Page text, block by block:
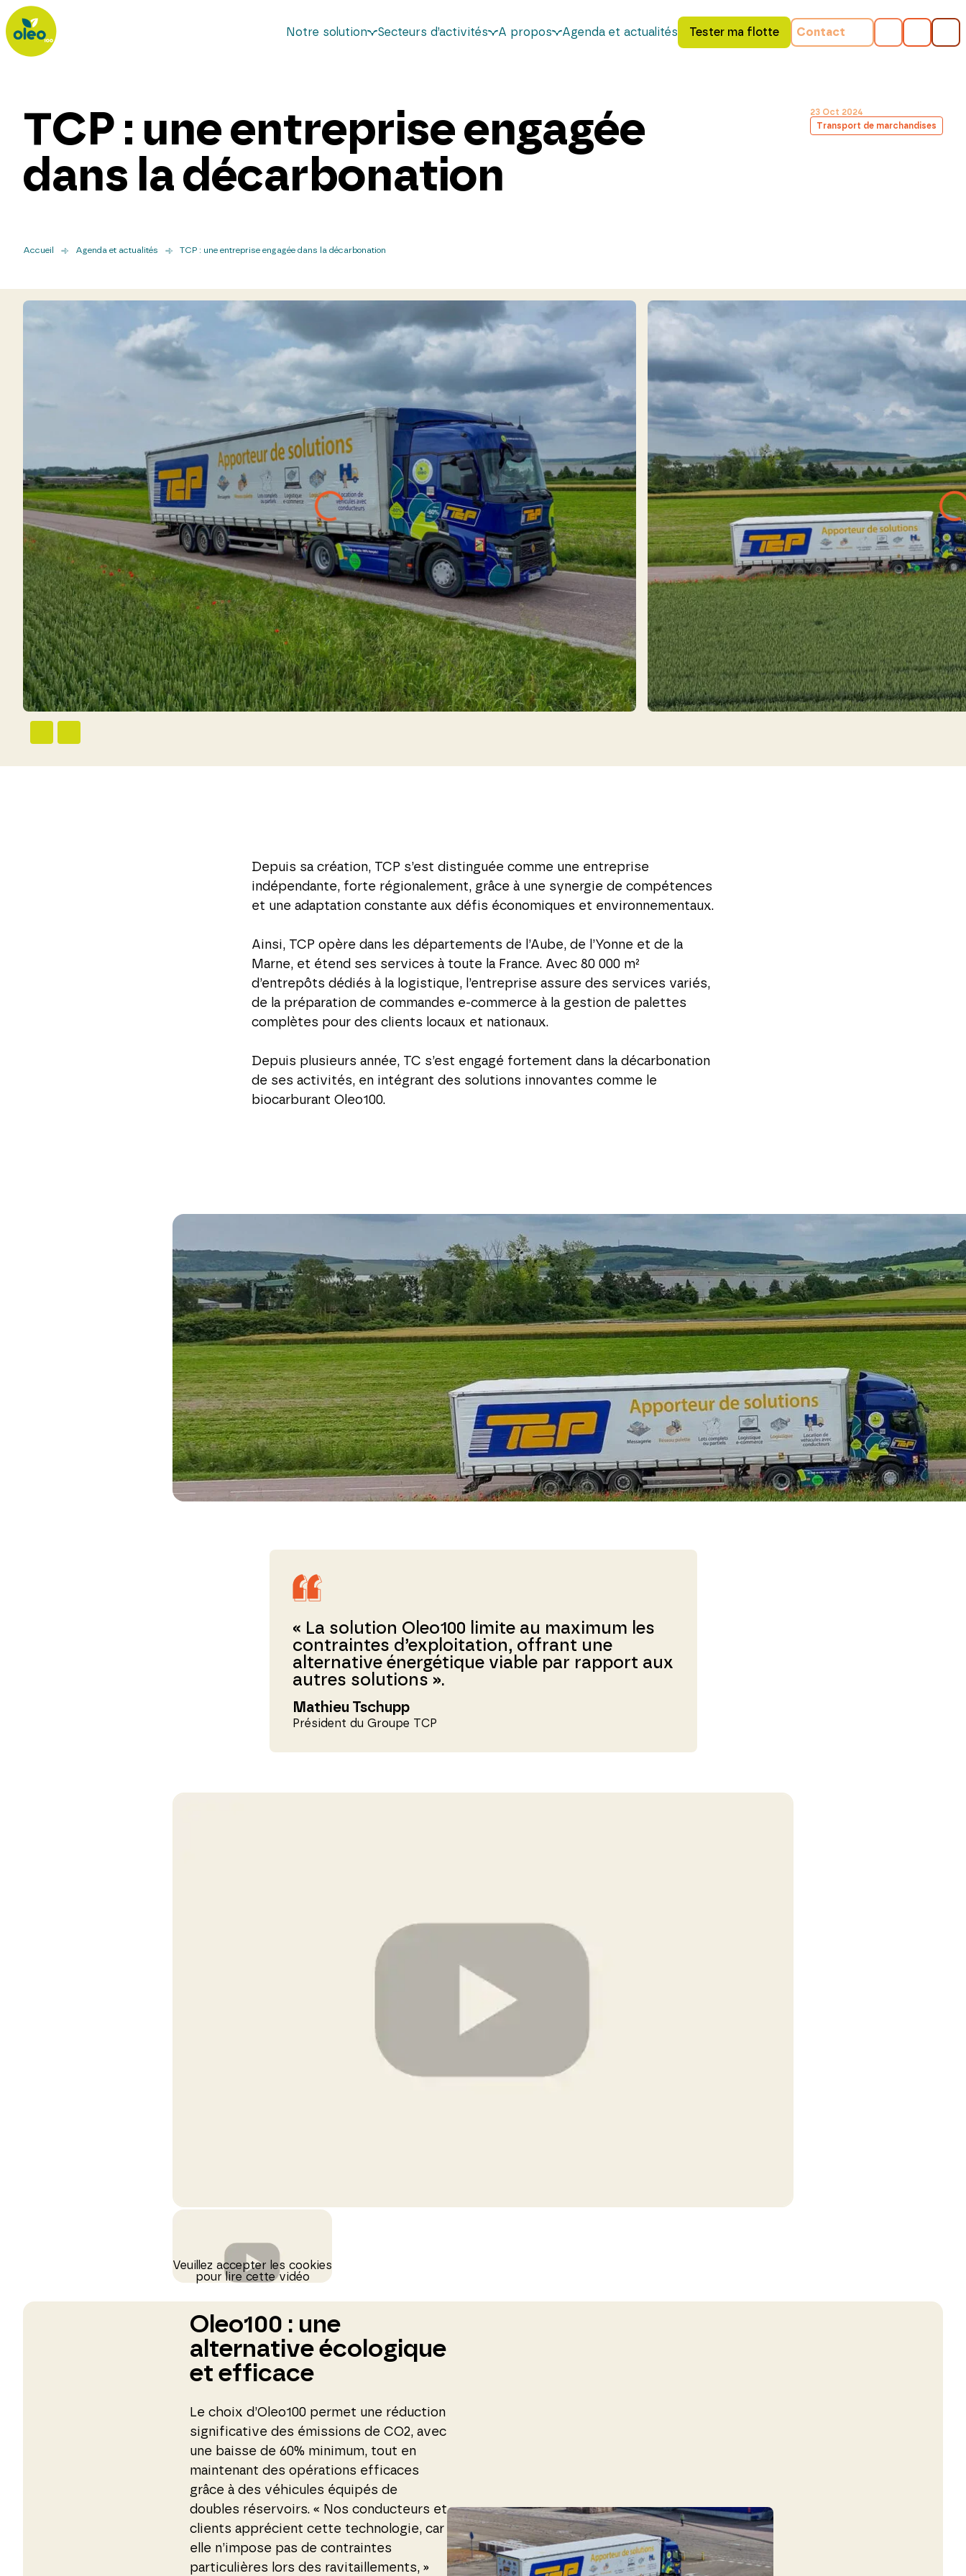
Notre solution Secteurs d’activités A propos Agenda et actualités Tester ma flotte Contact
TCP : une entreprise engagée
dans la décarbonation
23 Oct 2024
Transport de marchandises
Accueil Agenda et actualités TCP : une entreprise engagée dans la décarbonation
Depuis sa création, TCP s’est distinguée comme une entreprise
indépendante, forte régionalement, grâce à une synergie de compétences
et une adaptation constante aux défis économiques et environnementaux.
Ainsi, TCP opère dans les départements de l’Aube, de l’Yonne et de la
Marne, et étend ses services à toute la France. Avec 80 000 m²
d’entrepôts dédiés à la logistique, l’entreprise assure des services variés,
de la préparation de commandes e-commerce à la gestion de palettes
complètes pour des clients locaux et nationaux.
Depuis plusieurs année, TC s’est engagé fortement dans la décarbonation
de ses activités, en intégrant des solutions innovantes comme le
biocarburant Oleo100.
« La solution Oleo100 limite au maximum les
contraintes d’exploitation, offrant une
alternative énergétique viable par rapport aux
autres solutions ».
Mathieu Tschupp
Président du Groupe TCP
Veuillez accepter les cookies
pour lire cette vidéo
Oleo100 : une
alternative écologique
et efficace
Le choix d’Oleo100 permet une réduction
significative des émissions de CO2, avec
une baisse de 60% minimum, tout en
maintenant des opérations efficaces
grâce à des véhicules équipés de
doubles réservoirs. « Nos conducteurs et
clients apprécient cette technologie, car
elle n’impose pas de contraintes
particulières lors des ravitaillements, »